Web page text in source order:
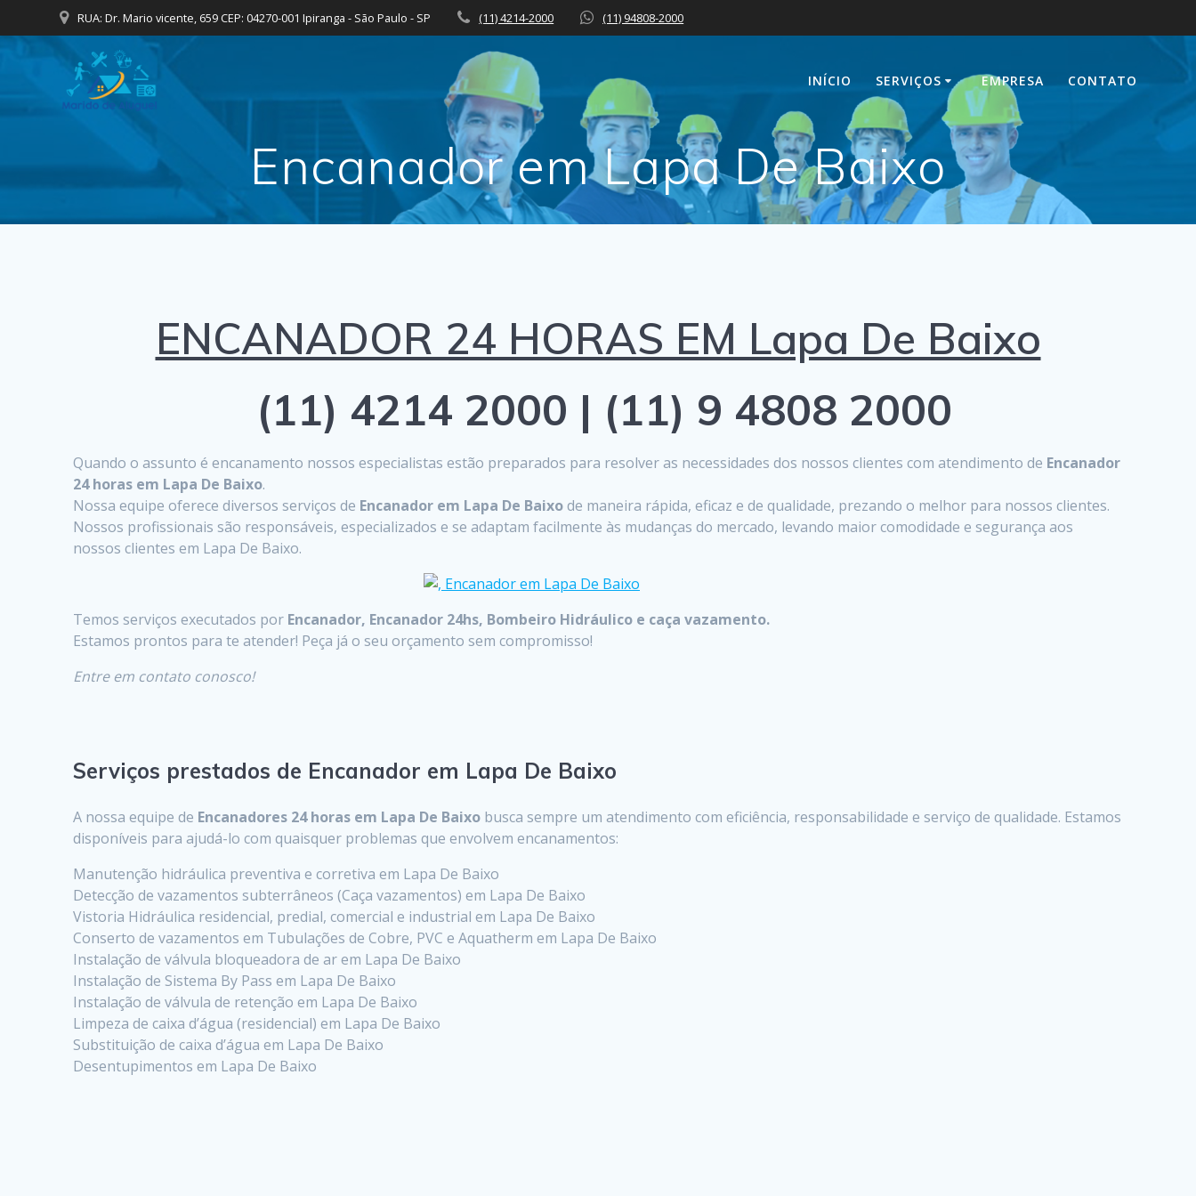
to
RUA: Dr. Mario vicente, 659 CEP: 04270-001 Ipiranga - São Paulo - SP (11) 4214-2000 (11) 94808-2000
INÍCIO SERVIÇOS EMPRESA CONTATO
Encanador em Lapa De Baixo
ENCANADOR 24 HORAS EM Lapa De Baixo
(11) 4214 2000 | (11) 9 4808 2000
Quando o assunto é encanamento nossos especialistas estão preparados para resolver as necessidades dos nossos clientes com atendimento de Encanador
24 horas em Lapa De Baixo.
Nossa equipe oferece diversos serviços de Encanador em Lapa De Baixode maneira rápida, eficaz e de qualidade, prezando o melhor para nossos clientes.
Nossos profissionais são responsáveis, especializados e se adaptam facilmente às mudanças do mercado, levando maior comodidade e segurança aos
nossos clientes em Lapa De Baixo.
Temos serviços executados por Encanador, Encanador 24hs, Bombeiro Hidráulico e caça vazamento.
Estamos prontos para te atender! Peça já o seu orçamento sem compromisso!
Entre em contato conosco!
Serviços prestados de Encanador em Lapa De Baixo
A nossa equipe de Encanadores 24 horas em Lapa De Baixo busca sempre um atendimento com eficiência, responsabilidade e serviço de qualidade. Estamos
disponíveis para ajudá-lo com quaisquer problemas que envolvem encanamentos:
Manutenção hidráulica preventiva e corretiva em Lapa De Baixo
Detecção de vazamentos subterrâneos (Caça vazamentos) em Lapa De Baixo
Vistoria Hidráulica residencial, predial, comercial e industrial em Lapa De Baixo
Conserto de vazamentos em Tubulações de Cobre, PVC e Aquatherm em Lapa De Baixo
Instalação de válvula bloqueadora de ar em Lapa De Baixo
Instalação de Sistema By Pass em Lapa De Baixo
Instalação de válvula de retenção em Lapa De Baixo
Limpeza de caixa d’água (residencial) em Lapa De Baixo
Substituição de caixa d’água em Lapa De Baixo
Desentupimentos em Lapa De Baixo